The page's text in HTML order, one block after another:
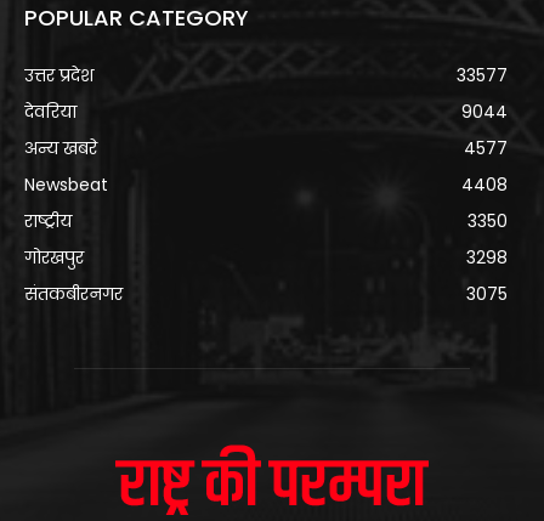
POPULAR CATEGORY
उत्तर प्रदेश
33577
देवरिया
9044
अन्य खबरे
4577
Newsbeat
4408
राष्ट्रीय
3350
गोरखपुर
3298
संतकबीरनगर
3075